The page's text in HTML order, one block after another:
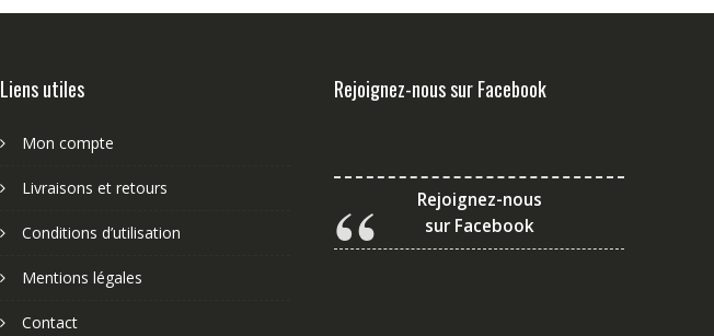
Liens utiles
Mon compte
Livraisons et retours
Conditions d’utilisation
Mentions légales
Contact
Rejoignez-nous sur Facebook
Rejoignez-nous
sur Facebook